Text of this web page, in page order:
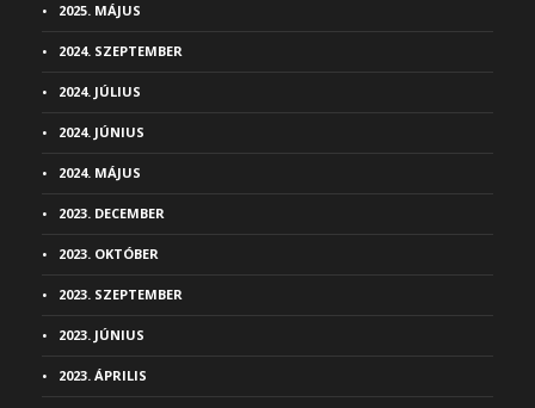
2025. MÁJUS
2024. SZEPTEMBER
2024. JÚLIUS
2024. JÚNIUS
2024. MÁJUS
2023. DECEMBER
2023. OKTÓBER
2023. SZEPTEMBER
2023. JÚNIUS
2023. ÁPRILIS